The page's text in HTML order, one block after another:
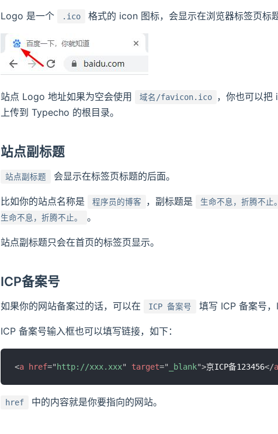
Logo 是一个 .ico 格式的 icon 图标，会显示在浏览器标签页标
站点 Logo 地址如果为空会使用 域名/favicon.ico ，你也可以把
上传到 Typecho 的根目录。
站点副标题
站点副标题 会显示在标签页标题的后面。
比如你的站点名称是 程序员的博客 ，副标题是 生命不息，折腾不止。
生命不息，折腾不止。
。
站点副标题只会在首页的标签页显示。
ICP备案号
如果你的网站备案过的话，可以在 ICP 备案号 填写 ICP 备案号，
ICP 备案号输入框也可以填写链接，如下：
<a href=" http://xxx.xxx" target=" _blank">京ICP备123456</a
href 中的内容就是你要指向的网站。